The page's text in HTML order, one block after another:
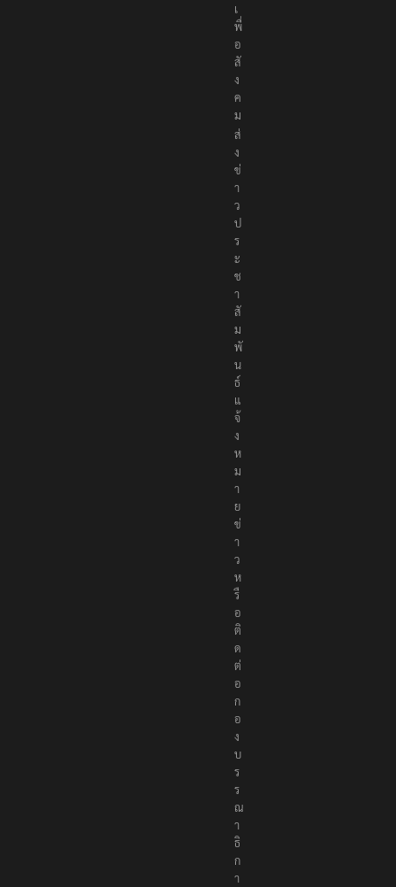
เ
พื่
อ
สั
ง
ค
ม
ส่
ง
ข่
า
ว
ป
ร
ะ
ช
า
สั
ม
พั
น
ธ์
แ
จ้
ง
ห
ม
า
ย
ข่
า
ว
ห
รื
อ
ติ
ด
ต่
อ
ก
อ
ง
บ
ร
ร
ณ
า
ธิ
ก
า